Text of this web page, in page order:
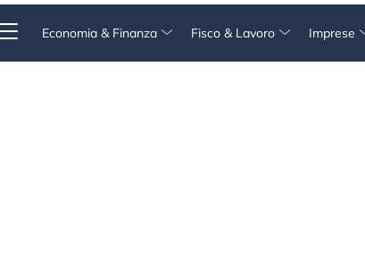
Economia & Finanza Fisco & Lavoro Imprese